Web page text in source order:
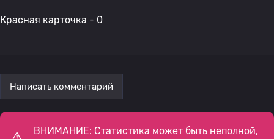
Красная карточка - 0
Написать комментарий
ВНИМАНИЕ: Статистика может быть неполной,